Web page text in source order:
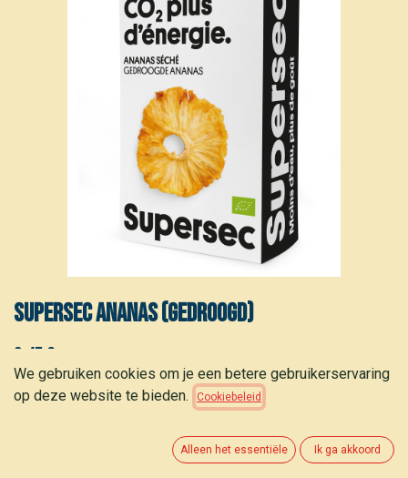
Supersec Ananas (gedroogd)
3,45 €
TOEVOEGEN AAN WINKELMANDJE
We gebruiken cookies om je een betere gebruikerservaring
op deze website te bieden.
Cookiebeleid
Alleen het essentiële Ik ga akkoord